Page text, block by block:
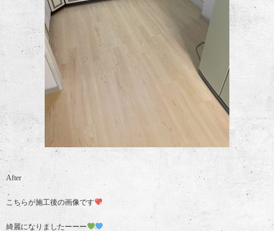
After
こちらが施工後の画像です
綺麗になりましたーーー